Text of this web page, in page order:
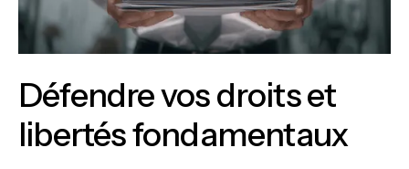
Défendre vos droits et
libertés fondamentaux